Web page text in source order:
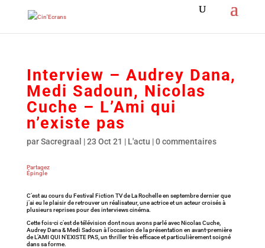
Interview – Audrey Dana,
Medi Sadoun, Nicolas
Cuche – L’Ami qui
n’existe pas
parSacregraal |23 Oct 21 | L'actu |0 commentaires
Partagez
Épingle
C’est au cours du Festival Fiction TV de La Rochelle en septembre dernier que
j’ai eu le plaisir de retrouver un réalisateur, une actrice et un acteur croisés à
plusieurs reprises pour des interviews cinéma.
Cette fois-ci c’est de télévision dont nous avons parlé avec Nicolas Cuche,
Audrey Dana & Medi Sadoun à l’occasion de la présentation en avant-première
de L’AMI QUI N’EXISTE PAS, un thriller très efficace et particulièrement soigné
dans sa forme.